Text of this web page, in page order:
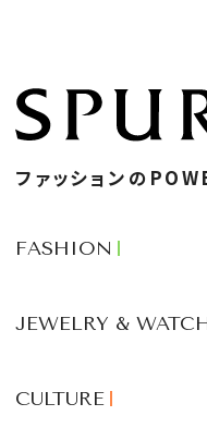
ファッションの
FASHION
JEWELRY &
CULTURE